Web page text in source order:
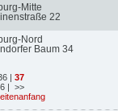
Mitte
22
Nord
Baum 34
| 37
| >>